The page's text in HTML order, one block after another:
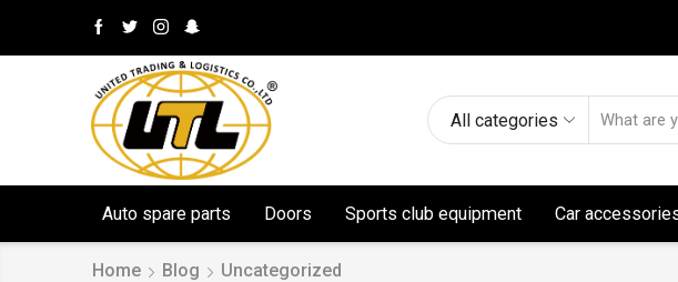
All categories
Auto spare parts Doors Sports club equipment Car
Home Blog Uncategorized